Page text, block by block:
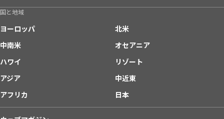
国と地域
ヨーロッパ
北米
中南米
オセアニア
ハワイ
リゾート
アジア
中近東
アフリカ
日本